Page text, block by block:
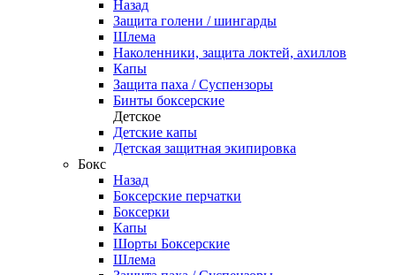
Назад
Защита голени / шингарды
Шлема
Наколенники, защита локтей, ахиллов
Капы
Защита паха / Суспензоры
Бинты боксерские
Детское
Детские капы
Детская защитная экипировка
Бокс
Назад
Боксерские перчатки
Боксерки
Капы
Шорты Боксерские
Шлема